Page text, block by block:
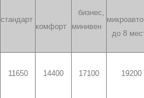
стандарт
комфорт
бизнес,
минивен
до 8
11650 14400 17100 19200